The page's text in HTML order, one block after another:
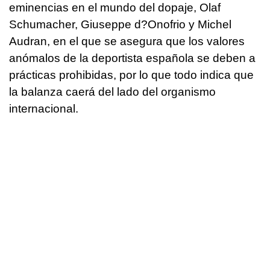
eminencias en el mundo del dopaje, Olaf
Schumacher, Giuseppe d?Onofrio y Michel
Audran, en el que se asegura que los valores
anómalos de la deportista española se deben a
prácticas prohibidas, por lo que todo indica que
la balanza caerá del lado del organismo
internacional.